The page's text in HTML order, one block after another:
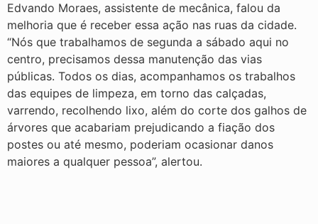
Edvando Moraes, assistente de mecânica, falou da
melhoria que é receber essa ação nas ruas da cidade.
“Nós que trabalhamos de segunda a sábado aqui no
centro, precisamos dessa manutenção das vias
públicas. Todos os dias, acompanhamos os trabalhos
das equipes de limpeza, em torno das calçadas,
varrendo, recolhendo lixo, além do corte dos galhos de
árvores que acabariam prejudicando a fiação dos
postes ou até mesmo, poderiam ocasionar danos
maiores a qualquer pessoa”, alertou.